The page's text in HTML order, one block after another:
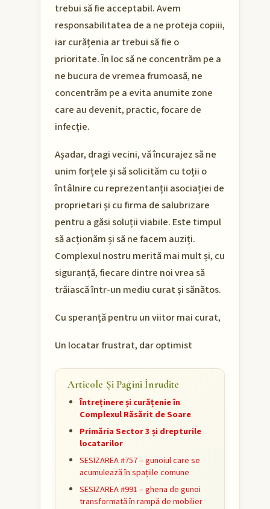
trebui să fie acceptabil. Avem
responsabilitatea de a ne proteja copiii,
iar curățenia ar trebui să fie o
prioritate. În loc să ne concentrăm pe a
ne bucura de vremea frumoasă, ne
concentrăm pe a evita anumite zone
care au devenit, practic, focare de
infecție.
Așadar, dragi vecini, vă încurajez să ne
unim forțele și să solicităm cu toții o
întâlnire cu reprezentanții asociației de
proprietari și cu firma de salubrizare
pentru a găsi soluții viabile. Este timpul
să acționăm și să ne facem auziți.
Complexul nostru merită mai mult și, cu
siguranță, fiecare dintre noi vrea să
trăiască într-un mediu curat și sănătos.
Cu speranță pentru un viitor mai curat,
Un locatar frustrat, dar optimist
Articole Și Pagini Înrudite
Întreținere și curățenie în
Complexul Răsărit de Soare
Primăria Sector 3 și drepturile
locatarilor
SESIZAREA #757 – gunoiul care se
acumulează în spațiile comune
SESIZAREA #991 – ghena de gunoi
transformată în rampă de mobilier